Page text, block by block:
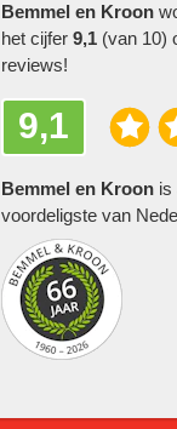
Bemmel en Kroon
het cijfer 9,1(van 10)
reviews!
9,1
Bemmel en Kroonis
voordeligste van